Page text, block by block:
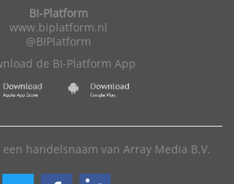
BI-Platform
www.biplatform.nl
@BIPlatform
de BI-Platform App
handelsnaam van Array Media B.V.